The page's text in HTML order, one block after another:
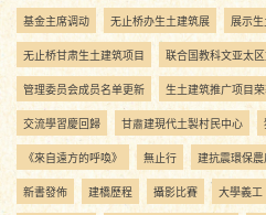
基金主席调动 无止桥办生土建筑展 展示
无止桥甘肃生土建筑项目 联合国教科文亚太
管理委员会成员名单更新 生土建筑推广项目
交流學習慶回歸 甘肅建現代土製村民中心
《來自遠方的呼喚》 無止行 建抗震環保農
新書發佈 建橋歷程 攝影比賽 大學義工